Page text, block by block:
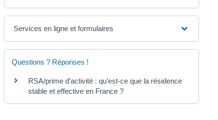
Services en ligne et formulaires
Questions ? Réponses !
RSA/prime d'activité : qu'est-ce que la résidence
stable et effective en France ?